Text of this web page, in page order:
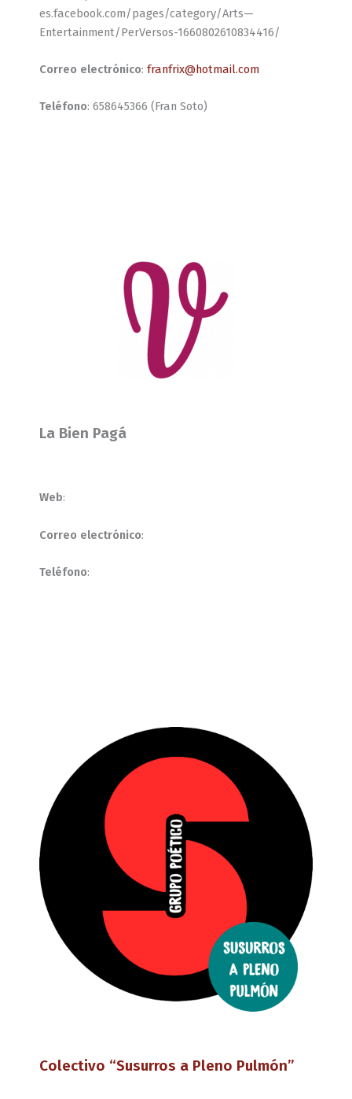
es.facebook.com/pages/category/Arts—
Entertainment/PerVersos-1660802610834416/
Correo electrónico: franfrix@hotmail.com
Teléfono: 658645366 (Fran Soto)
La Bien Pagá
Web:
Correo electrónico:
Teléfono:
Colectivo “Susurros a Pleno Pulmón”